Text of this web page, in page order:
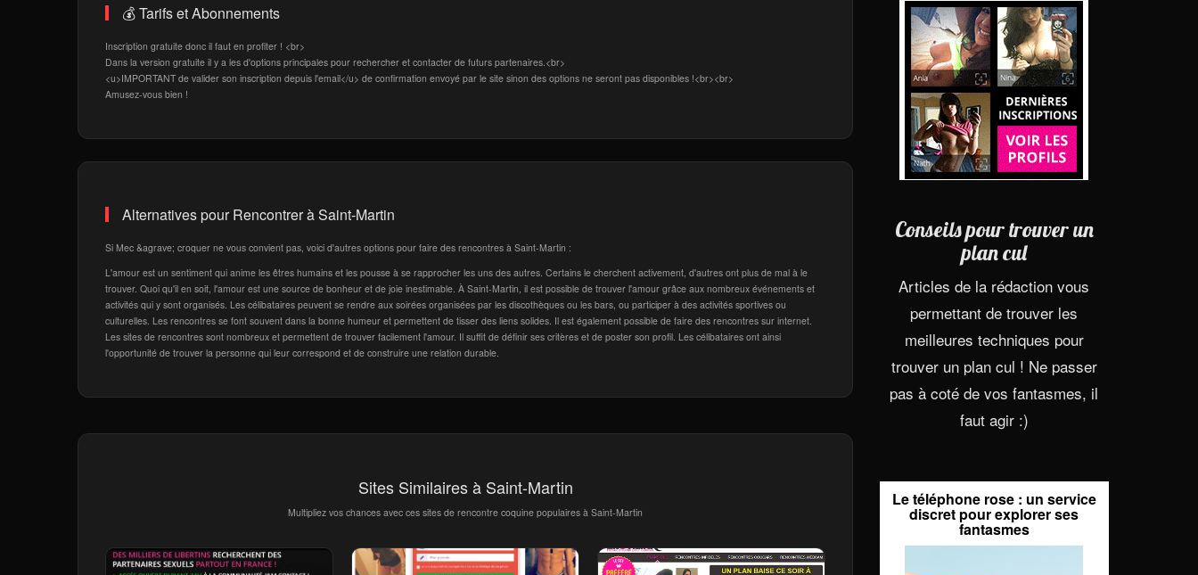
💰 Tarifs et Abonnements
Inscription gratuite donc il faut en profiter ! <br>
Dans la version gratuite il y a les d'options principales pour rechercher et contacter de futurs partenaires.<br>
<u>IMPORTANT de valider son inscription depuis l'email</u> de confirmation envoyé par le site sinon des options ne seront pas disponibles !<br><br>
Amusez-vous bien !
Alternatives pour Rencontrer à Saint-Martin
Si Mec &agrave; croquer ne vous convient pas, voici d'autres options pour faire des rencontres à Saint-Martin :
L'amour est un sentiment qui anime les êtres humains et les pousse à se rapprocher les uns des autres. Certains le cherchent activement, d'autres ont plus de mal à le
trouver. Quoi qu'il en soit, l'amour est une source de bonheur et de joie inestimable. À Saint-Martin, il est possible de trouver l'amour grâce aux nombreux événements et
activités qui y sont organisés. Les célibataires peuvent se rendre aux soirées organisées par les discothèques ou les bars, ou participer à des activités sportives ou
culturelles. Les rencontres se font souvent dans la bonne humeur et permettent de tisser des liens solides. Il est également possible de faire des rencontres sur internet.
Les sites de rencontres sont nombreux et permettent de trouver facilement l'amour. Il suffit de définir ses critères et de poster son profil. Les célibataires ont ainsi
l'opportunité de trouver la personne qui leur correspond et de construire une relation durable.
Sites Similaires à Saint-Martin
Multipliez vos chances avec ces sites de rencontre coquine populaires à Saint-Martin
Conseils pour trouver un
plan cul
Articles de la rédaction vous
permettant de trouver les
meilleures techniques pour
trouver un plan cul ! Ne passer
pas à coté de vos fantasmes, il
faut agir :)
Le téléphone rose : un service
discret pour explorer ses
fantasmes